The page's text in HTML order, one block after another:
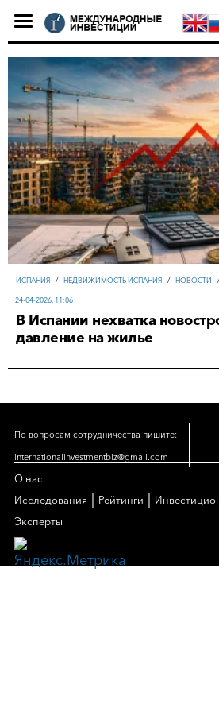
ИСПАНИЯ / НЕДВИЖИМОСТЬ ИСПАНИЯ / НОВОСТИ
24-04-2026, 11:06
В Испании нехватка
давление на жилье
По вопросам сотрудничества пишите:
internationalinvestmentbiz@gmail.com
О нас
Исследования
Рейтинги
Эксперты